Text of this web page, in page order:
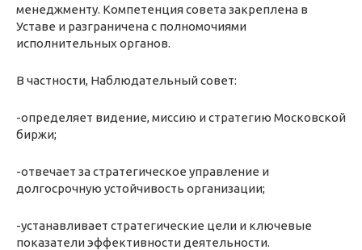
менеджменту. Компетенция совета закреплена в
Уставе и разграничена с полномочиями
исполнительных органов.
В частности, Наблюдательный совет:
-определяет видение, миссию и стратегию Московской
биржи;
-отвечает за стратегическое управление и
долгосрочную устойчивость организации;
-устанавливает стратегические цели и ключевые
показатели эффективности деятельности.